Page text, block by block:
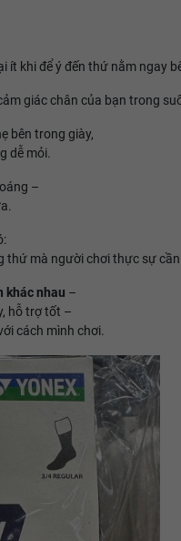
ít khi để ý đến thứ nằm ngay
giác chân của bạn trong
bên trong giày,
dễ mỏi.
–
thứ mà người chơi thực sự cần.
khác nhau –
hỗ trợ tốt –
cách mình chơi.